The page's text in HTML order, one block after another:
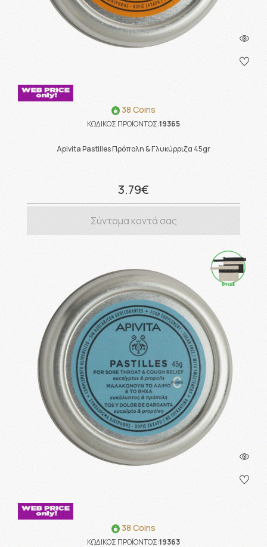
38 Coins
ΚΩΔΙΚΟΣ ΠΡΟΪΟΝΤΟΣ:19365
Apivita Pastilles Πρόπολη & Γλυκύρριζα 45gr
3.79€
Σύντομα κοντά σας
38 Coins
ΚΩΔΙΚΟΣ ΠΡΟΪΟΝΤΟΣ:19363